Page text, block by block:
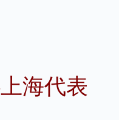
海代表